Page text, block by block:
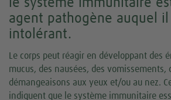
le système immunitaire
agent pathogène auquel il
intolérant.
Le corps peut réagir en développant des
mucus, des nausées, des vomissements,
démangeaisons aux yeux et/ou au nez.
indiquent que le système immunitaire